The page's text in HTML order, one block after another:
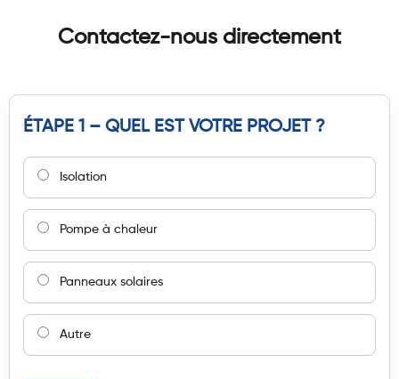
Contactez-nous directement
ÉTAPE 1 – QUEL EST VOTRE PROJET ?
Isolation
Pompe à chaleur
Panneaux solaires
Autre